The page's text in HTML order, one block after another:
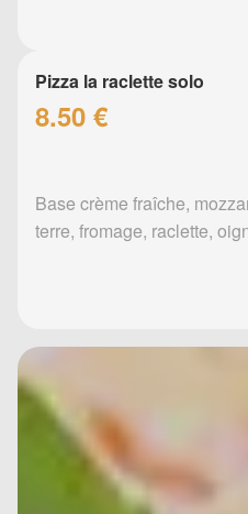
Pizza la raclette solo
8.50 €
Base crème fraîche,
terre, fromage, raclette,